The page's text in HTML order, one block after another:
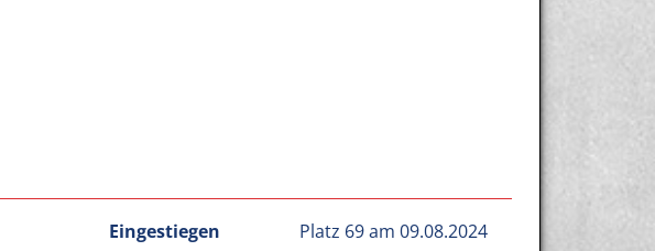
Eingestiegen
Platz 69 am 09.08.2024